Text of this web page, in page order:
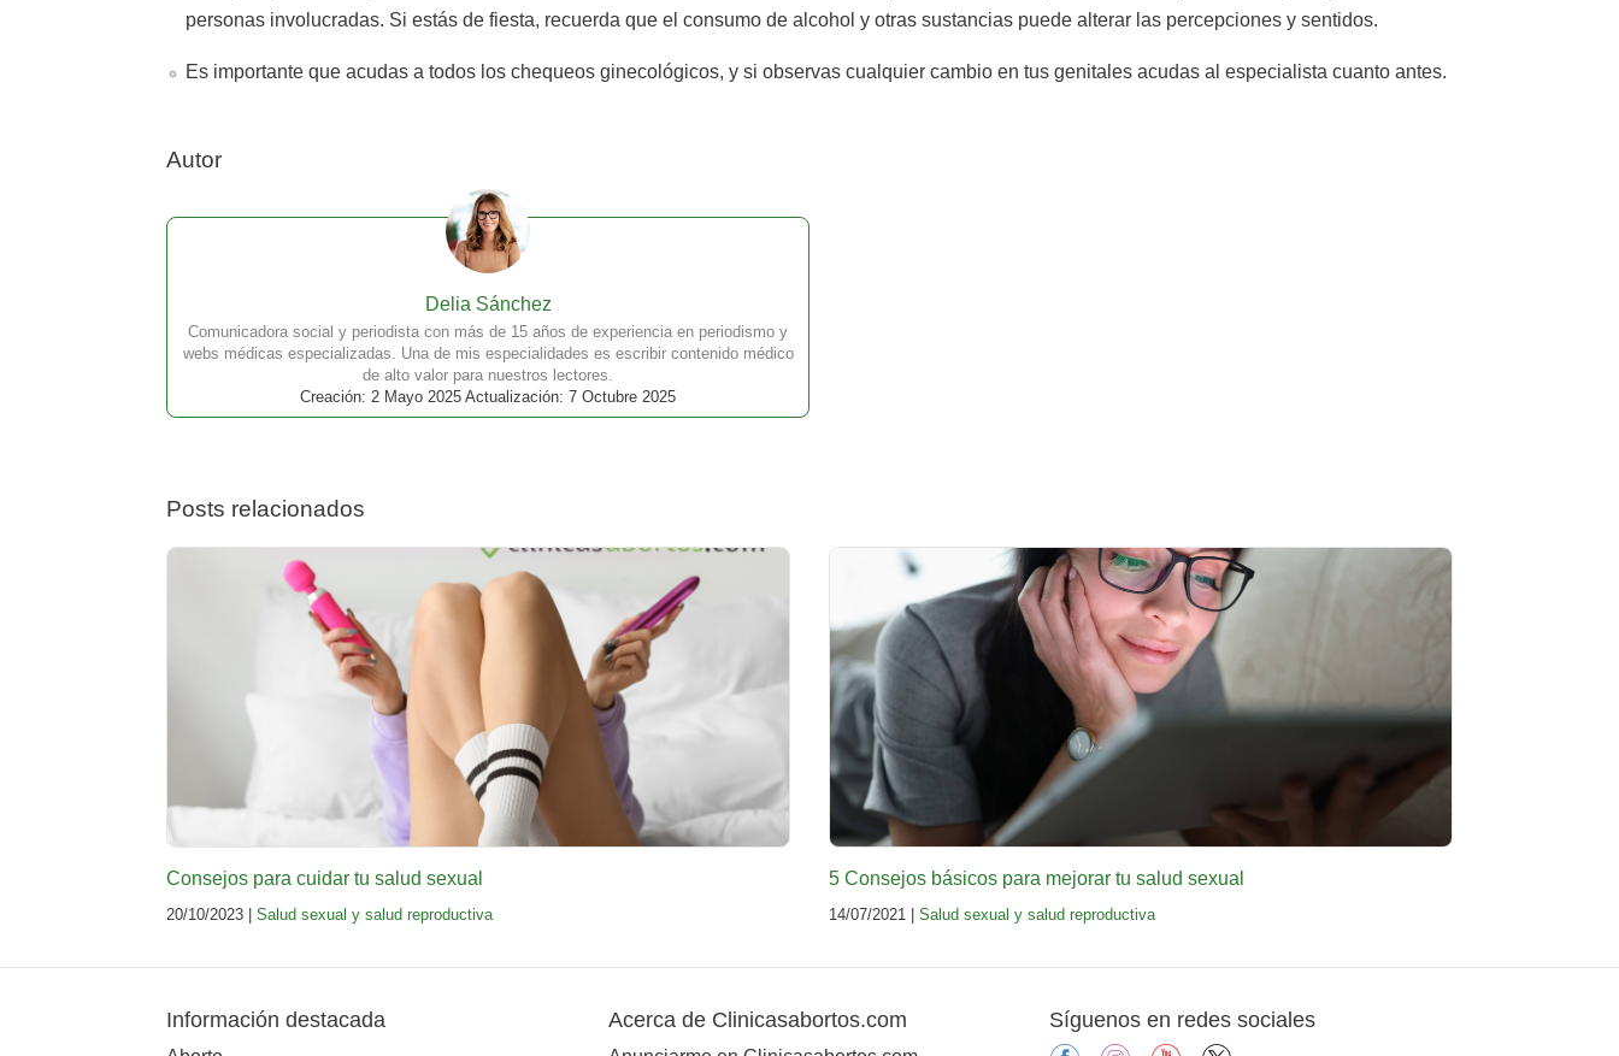
personas involucradas. Si estás de fiesta, recuerda que el consumo de alcohol y otras sustancias puede alterar las percepciones y sentidos.
Es importante que acudas a todos los chequeos ginecológicos, y si observas cualquier cambio en tus genitales acudas al especialista cuanto antes.
Autor
Delia Sánchez
Comunicadora social y periodista con más de 15 años de experiencia en periodismo y
webs médicas especializadas. Una de mis especialidades es escribir contenido médico
de alto valor para nuestros lectores.
Creación: 2 Mayo 2025 Actualización: 7 Octubre 2025
Posts relacionados
Consejos para cuidar tu salud sexual
20/10/2023 | Salud sexual y salud reproductiva
5 Consejos básicos para mejorar tu salud sexual
14/07/2021 | Salud sexual y salud reproductiva
Información destacada Acerca de Clinicasabortos.com Síguenos en redes sociales